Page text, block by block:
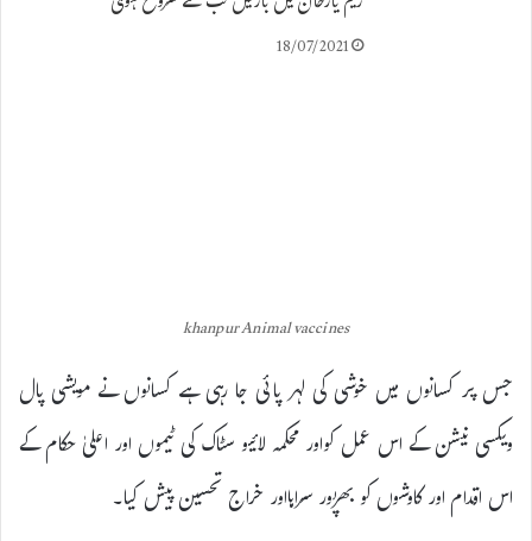
18/07/2021
khanpur Animal vaccines
جس پر کسانوں میں خوشی کی لہر پائی جا رہی ہے کسانوں نے مویشی پال
ویکسی نیشن کے اس عمل کواور محکمہ لائیو سٹاک کی ٹیموں اور اعلیٰ حکام کے
اس اقدام اور کاوشوں کو بھرپور سراہااور خراج تحسین پیش کیا۔